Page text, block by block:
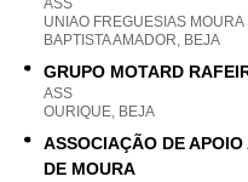
ASS
UNIAO FREGUESIAS
BAPTISTA AMADOR, BEJA
GRUPO MOTARD
ASS
OURIQUE, BEJA
ASSOCIAÇÃO DE
DE MOURA